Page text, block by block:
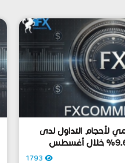
لأحجام التداول لدى
1793